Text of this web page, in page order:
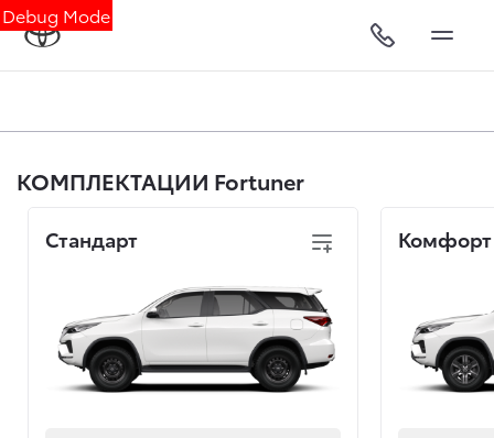
Debug Mode
КОМПЛЕКТАЦИИ Fortuner
Стандарт Комфорт